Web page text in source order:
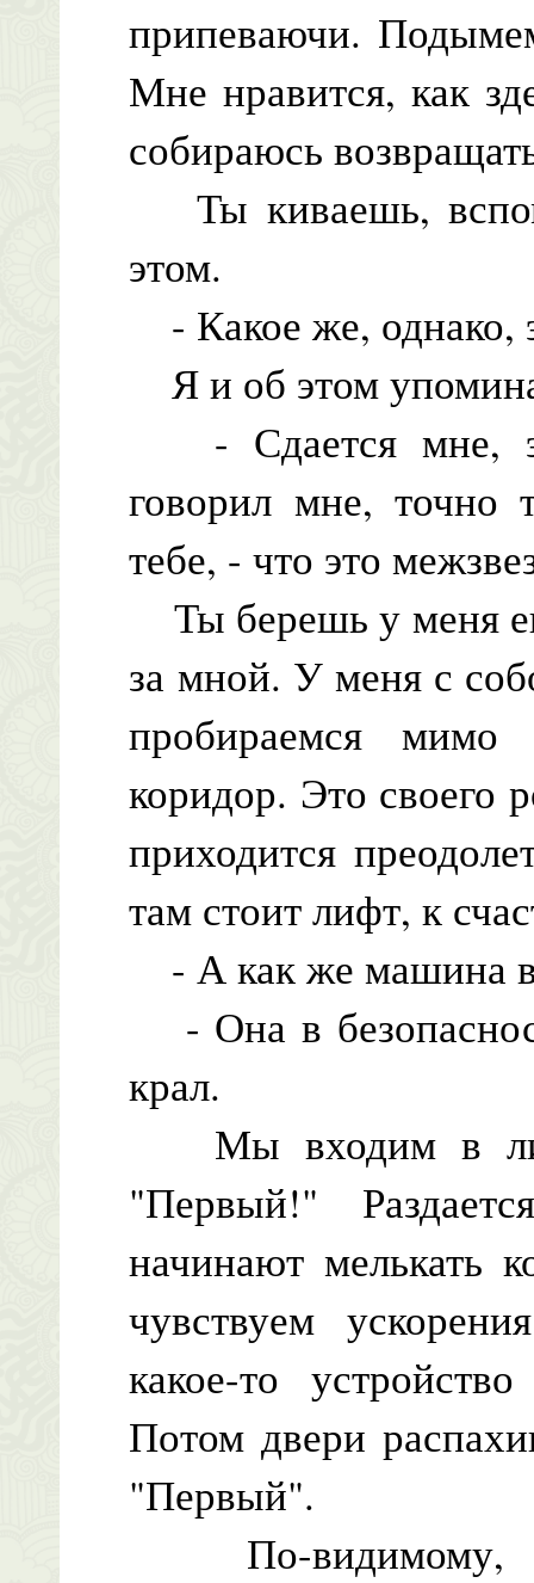
припеваючи.
Мне нравится, как
собираюсь
Ты киваешь,
этом.
- Какое же, однако,
Я и об этом
- Сдается мне,
говорил мне, точно
тебе, - что это
Ты берешь у меня
за мной. У меня с
пробираемся
коридор. Это своего
приходится
там стоит лифт, к
- А как же машина
- Она в
крал.
Мы входим в
"Первый!"
начинают мелькать
чувствуем
какое-то
Потом двери
"Первый".
По-видимому,